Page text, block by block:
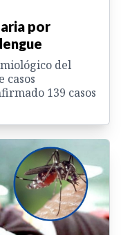
por
del
casos
139 casos